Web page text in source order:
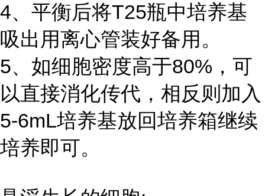
4、平衡后将T25瓶中培养基
吸出用离心管装好备用。
5、如细胞密度高于80%，可
以直接消化传代，相反则加入
5-6mL培养基放回培养箱继续
培养即可。